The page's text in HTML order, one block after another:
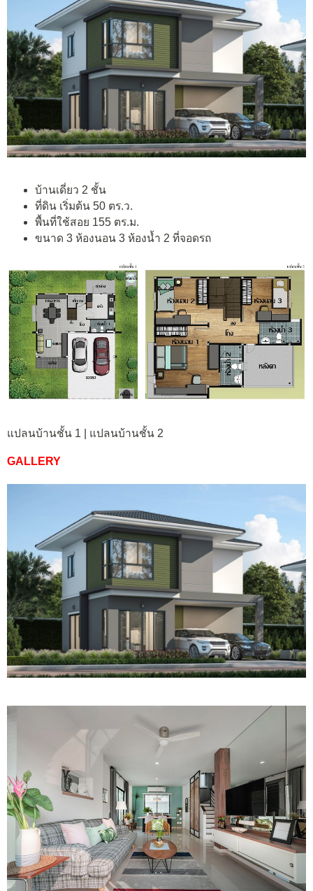
บ้านเดี่ยว 2 ชั้น
ที่ดิน เริ่มต้น 50 ตร.ว.
พื้นที่ใช้สอย 155 ตร.ม.
ขนาด 3 ห้องนอน 3 ห้องน้ำ 2 ที่จอดรถ
แปลนบ้านชั้น 1 | แปลนบ้านชั้น 2
GALLERY